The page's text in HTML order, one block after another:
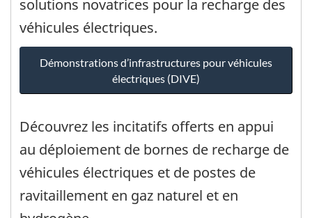
solutions novatrices pour la recharge des
véhicules électriques.
Démonstrations d’infrastructures pour véhicules
électriques (DIVE)
Découvrez les incitatifs offerts en appui
au déploiement de bornes de recharge de
véhicules électriques et de postes de
ravitaillement en gaz naturel et en